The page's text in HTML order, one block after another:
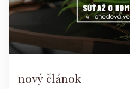
nový článok